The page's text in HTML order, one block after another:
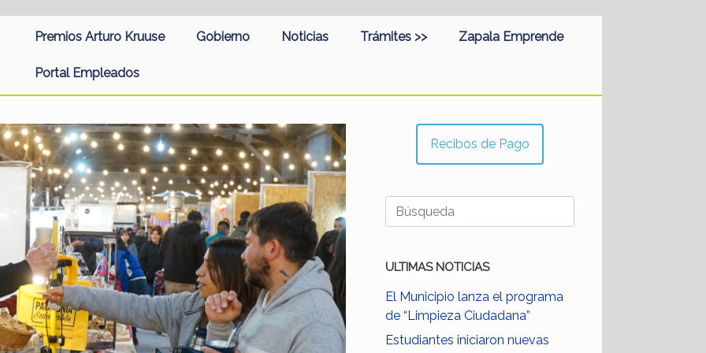
Premios Arturo Kruuse Gobierno Noticias Trámites >> Zapala Emprende
Portal Empleados
Recibos de Pago
Buscar:
ULTIMAS NOTICIAS
El Municipio lanza el programa
de “Limpieza Ciudadana”
Estudiantes iniciaron nuevas